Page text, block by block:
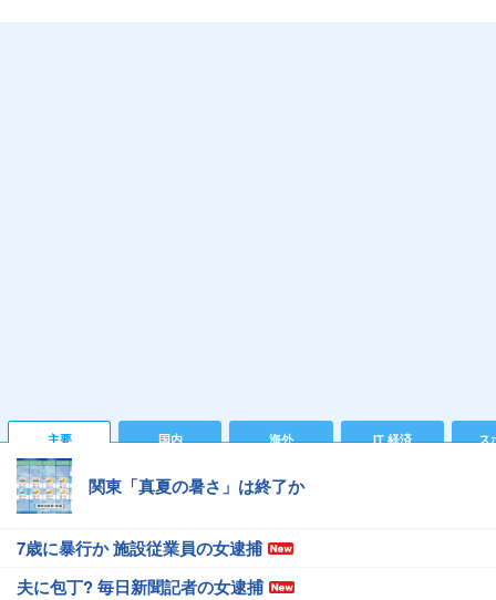
主要 国内 海外 IT 経済 ス
関東「真夏の暑さ」は終了か
7歳に暴行か 施設従業員の女逮捕
夫に包丁? 毎日新聞記者の女逮捕